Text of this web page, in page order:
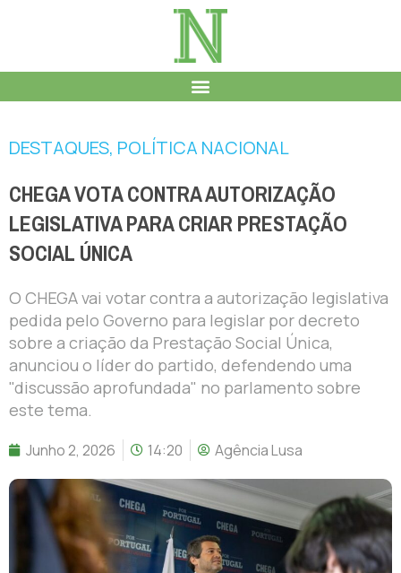
DESTAQUES, POLÍTICA NACIONAL
CHEGA VOTA CONTRA AUTORIZAÇÃO
LEGISLATIVA PARA CRIAR PRESTAÇÃO
SOCIAL ÚNICA
O CHEGA vai votar contra a autorização legislativa
pedida pelo Governo para legislar por decreto
sobre a criação da Prestação Social Única,
anunciou o líder do partido, defendendo uma
"discussão aprofundada" no parlamento sobre
este tema.
Junho 2, 2026 14:20 Agência Lusa